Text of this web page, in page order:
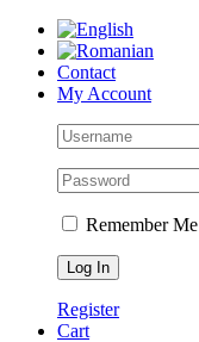
Skip
contentContact
My Account
Remember Me
Register
Cart